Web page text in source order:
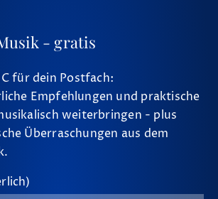
- gratis
für dein Postfach:
Empfehlungen und praktische
weiterbringen - plus
Überraschungen aus dem